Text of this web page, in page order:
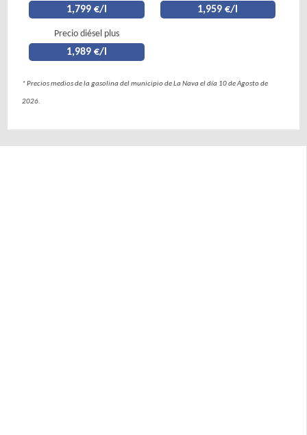
1,799 €/l 1,959 €/l
Precio diésel plus
1,989 €/l
* Precios medios de la gasolina del municipio de La Nava el día 10 de Agosto de
2026.